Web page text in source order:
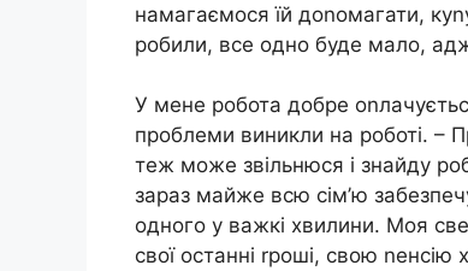
намагаємося їй доnомагати,
робили, все одно буде мало,
У мене робота добре
проблеми виникли на роботі. –
теж може звільнюся і знайду
зараз майже всю сім’ю
одного у важкі хвилини. Моя
свої останні rроші, свою nенсію